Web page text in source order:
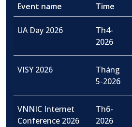
Event name Time
UA Day 2026
Th4-
2026
VISY 2026
Tháng
5-2026
VNNIC Internet
Conference 2026
Th6-
2026